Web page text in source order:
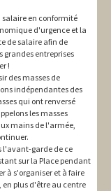
en conformité
d'urgence et la
de salaire afin de
grandes entreprises
!
des masses de
indépendantes des
qui ont renversé
les masses
mains de l'armée,
l'avant-garde de ce
sur la Place pendant
à s'organiser et à faire
plus d'être au centre